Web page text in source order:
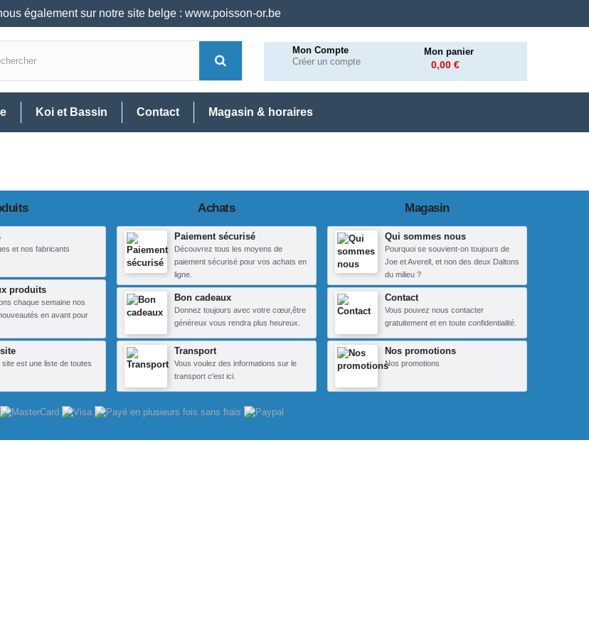
également sur notre site belge : www.poisson-or.be
Mon Compte
Créer un compte
Mon panier
0,00 €
Koi et Bassin Contact Magasin & horaires
et nos fabricants
produits
chaque semaine nos
en avant pour
site est une liste de toutes
Achats
Paiement sécurisé
Découvrez tous les moyens de
paiement sécurisé pour vos achats en
ligne.
Bon cadeaux
Donnez toujours avec votre cœur,être
généreux vous rendra plus heureux.
Transport
Vous voulez des informations sur le
transport c'est ici.
Magasin
Qui sommes nous
Pourquoi se souvient-on toujours de
Joe et Averell, et non des deux Daltons
du milieu ?
Contact
Vous pouvez nous contacter
gratuitement et en toute confidentialité.
Nos promotions
Nos promotions